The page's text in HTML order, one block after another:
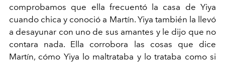
comprobamos que ella frecuentó la casa de Yiya
cuando chica y conoció a Martín. Yiya también la llevó
a desayunar con uno de sus amantes y le dijo que no
contara
nada. Ella corrobora las cosas que dice
Martín, cómo Yiya lo maltrataba y lo trataba como si